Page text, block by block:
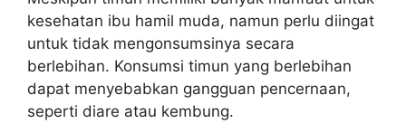
kesehatan ibu hamil muda, namun perlu diingat
untuk tidak mengonsumsinya secara
berlebihan. Konsumsi timun yang berlebihan
dapat menyebabkan gangguan pencernaan,
seperti diare atau kembung.